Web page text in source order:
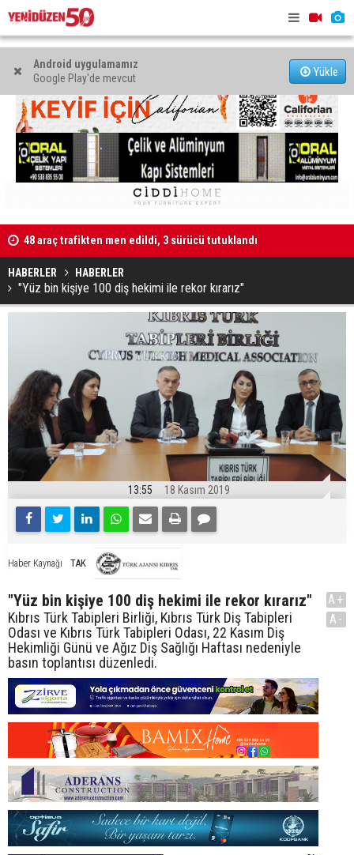
Android uygulamamız
Google Play'de mevcut
Yükle
48 araç trafikten men edildi, 3 sürücü tutuklandı
HABERLER HABERLER
"Yüz bin kişiye 100 diş hekimi ile rekor kırarız"
13:55 18 Kasım 2019
Haber Kaynağı TAK
"Yüz bin kişiye 100 diş hekimi ile rekor kırarız"
Kıbrıs Türk Tabipleri Birliği, Kıbrıs Türk Diş Tabipleri
Odası ve Kıbrıs Türk Tabipleri Odası, 22 Kasım Diş
Hekimliği Günü ve Ağız Diş Sağlığı Haftası nedeniyle
basın toplantısı düzenledi.
A+
A-